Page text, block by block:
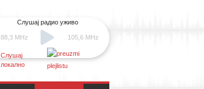
88,3 MHz
Слушај радио уживо
105,6 MHz
Слушај
локално